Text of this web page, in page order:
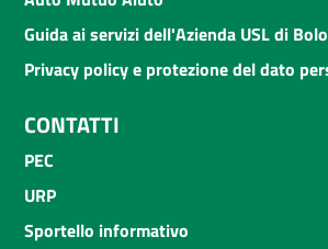
Guida ai servizi dell'Azienda USL di
Privacy policy e protezione del dato
CONTATTI
PEC
URP
Sportello informativo